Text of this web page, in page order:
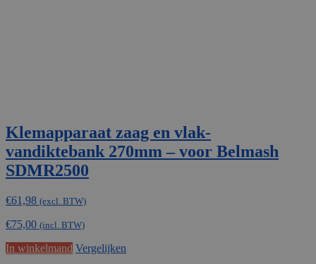
Klemapparaat zaag en vlak-
vandiktebank 270mm – voor Belmash
SDMR2500
€61,98 (excl. BTW)
€75,00 (incl. BTW)
In winkelmand Vergelijken